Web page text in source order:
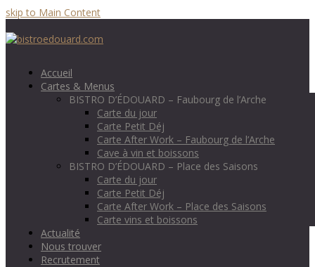
skip to Main Content
Accueil
Cartes & Menus
BISTRO D’ÉDOUARD – Faubourg de l’Arche
Carte du jour
Carte Petit Déj
Carte After Work – Faubourg de l’Arche
Cave à vin et boissons
BISTRO D’ÉDOUARD – Place des Saisons
Carte du jour
Carte Petit Déj
Carte After Work – Place des Saisons
Carte vins et boissons
Actualité
Nous trouver
Recrutement